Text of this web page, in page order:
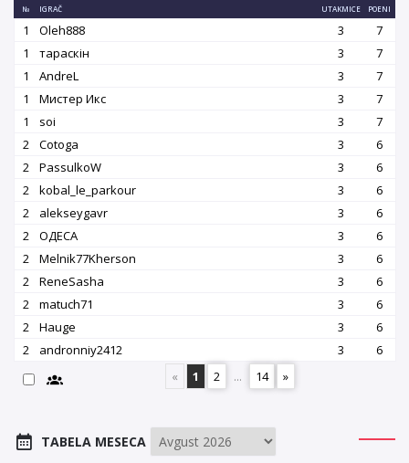
№ IGRAČ UTAKMICE POENI
1 Oleh888 3
7
1
тараскін 3
7
1
AndreL 3
7
1
Мистер Икс 3
7
1
soi 3
7
2
Cotoga 3
6
2
PassulkoW 3
6
2
kobal_le_parkour 3
6
2
alekseygavr 3
6
2
OДЕСА 3
6
2
Melnik77Kherson 3
6
2
ReneSasha 3
6
2
matuch71 3
6
2
Hauge 3
6
2
andronniy2412 3
6
«
1 2 ... 14 »
TABELA MESECA